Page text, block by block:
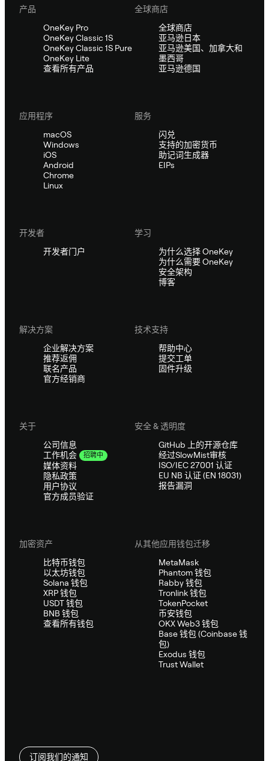
产品
OneKey Pro
OneKey Classic 1S
OneKey Classic 1S Pure
OneKey Lite
查看所有产品
全球商店
全球商店
亚马逊日本
亚马逊美国、加拿大和
墨西哥
亚马逊德国
应用程序
macOS
Windows
iOS
Android
Chrome
Linux
服务
闪兑
支持的加密货币
助记词生成器
EIPs
开发者
开发者门户
学习
为什么选择 OneKey
为什么需要 OneKey
安全架构
博客
解决方案
企业解决方案
推荐返佣
联名产品
官方经销商
技术支持
帮助中心
提交工单
固件升级
关于
公司信息
工作机会
招聘中
媒体资料
隐私政策
用户协议
官方成员验证
安全 & 透明度
GitHub 上的开源仓库
经过SlowMist审核
ISO/IEC 27001 认证
EU NB 认证 (EN 18031)
报告漏洞
加密资产
比特币钱包
以太坊钱包
Solana 钱包
XRP 钱包
USDT 钱包
BNB 钱包
查看所有钱包
从其他应用钱包迁移
MetaMask
Phantom 钱包
Rabby 钱包
Tronlink 钱包
TokenPocket
币安钱包
OKX Web3 钱包
Base 钱包 (Coinbase 钱
包)
Exodus 钱包
Trust Wallet
订阅我们的通知